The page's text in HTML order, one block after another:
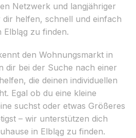
Netzwerk und langjähriger
helfen, schnell und einfach
Elbląg zu finden.
den Wohnungsmarkt in
dir bei der Suche nach einer
die deinen individuellen
Egal ob du eine kleine
suchst oder etwas Größeres
– wir unterstützen dich
in Elbląg zu finden.